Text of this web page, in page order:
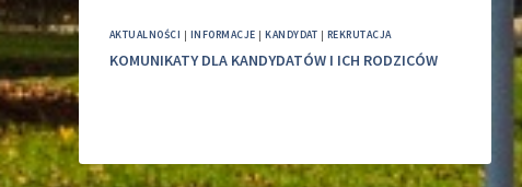
AKTUALNOŚCI | INFORMACJE |KANDYDAT | REKRUTACJA
KOMUNIKATY DLA KANDYDATÓW I ICH RODZICÓW